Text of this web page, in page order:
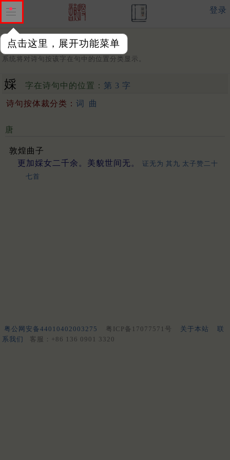
点击这里，展开功能菜单
登录
字：
系统将对诗句按该字在句中的位置分类显示。
婇 字在诗句中的位置： 第 3 字
诗句按体裁分类： 词 曲
唐
敦煌曲子
更加婇女二千余。美貌世间无。
证无为 其九 太子赞二十
七首
粤公网安备44010402003275 粤ICP备17077571号 关于本站
联
系我们
客服：+86 136 0901 3320